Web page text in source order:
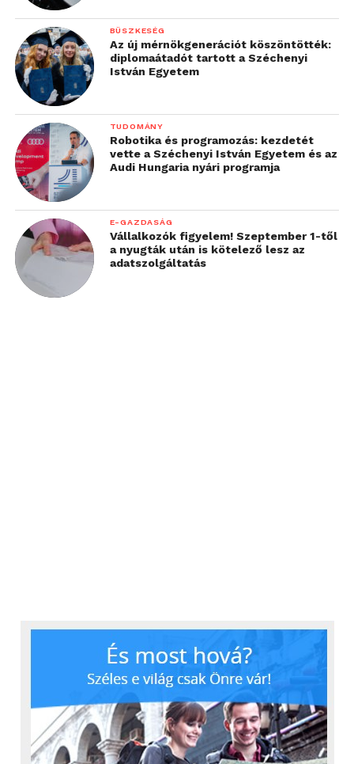
BÜSZKESÉG
Az új mérnökgenerációt köszöntötték:
diplomaátadót tartott a Széchenyi
István Egyetem
TUDOMÁNY
Robotika és programozás: kezdetét
vette a Széchenyi István Egyetem és az
Audi Hungaria nyári programja
E-GAZDASÁG
Vállalkozók figyelem! Szeptember 1-től
a nyugták után is kötelező lesz az
adatszolgáltatás